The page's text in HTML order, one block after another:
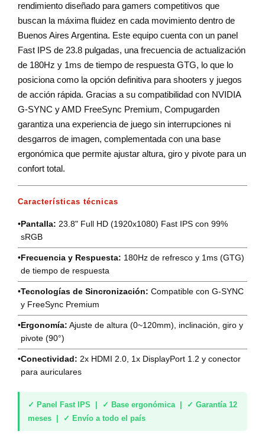
rendimiento diseñado para gamers competitivos que
buscan la máxima fluidez en cada movimiento dentro de
Buenos Aires Argentina. Este equipo cuenta con un panel
Fast IPS de 23.8 pulgadas, una frecuencia de actualización
de 180Hz y 1ms de tiempo de respuesta GTG, lo que lo
posiciona como la opción definitiva para shooters y juegos
de acción rápida. Gracias a su compatibilidad con NVIDIA
G-SYNC y AMD FreeSync Premium, Compugarden
garantiza una experiencia de juego sin interrupciones ni
desgarros de imagen, complementada con una base
ergonómica que permite ajustar altura, giro y pivote para un
confort total.
Características técnicas
• Pantalla: 23.8" Full HD (1920x1080) Fast IPS con 99%
sRGB
• Frecuencia y Respuesta: 180Hz de refresco y 1ms (GTG)
de tiempo de respuesta
•Tecnologías de Sincronización: Compatible con G-SYNC
y FreeSync Premium
• Ergonomía: Ajuste de altura (0~120mm), inclinación, giro y
pivote (90°)
•Conectividad: 2x HDMI 2.0, 1x DisplayPort 1.2 y conector
para auriculares
✓ Panel Fast IPS | ✓ Base ergonómica | ✓ Garantía 12
meses | ✓ Envío a todo el país